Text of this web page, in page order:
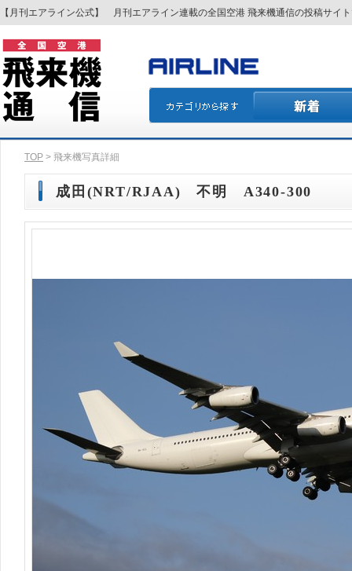
【月刊エアライン公式】 月刊エアライン連載の全国空港 飛来機通信の投稿サイ
TOP > 飛来機写真詳細
成田(NRT/RJAA) 不明 A340-300